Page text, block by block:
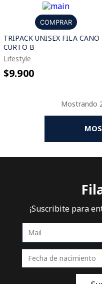
COMPRAR
TRIPACK UNISEX FILA CANO
CURTO B
Lifestyle
$9.900
Mostrando
¡Suscribite para